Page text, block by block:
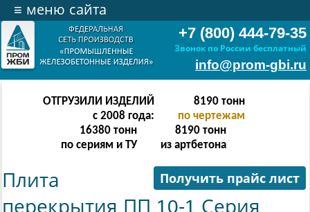
+7 (800) 444-79-35
Звонок по России бесплатный
info@prom-gbi.ru
≡ меню сайта
ОТГРУЗИЛИ ИЗДЕЛИЙ
с 2008 года:
16382тонн
по чертежам
32764 тонн
по сериям и ТУ
16382 тонн
из артбетона
Получить прайс лист
Плита
перекрытия ПП 10-1 Серия